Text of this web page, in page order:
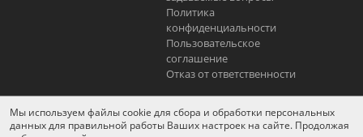
Политика
конфиденциальности
Пользовательское
соглашение
Отказ от ответственности
YouTube Фейсбук
Вконтакте
Мы используем файлы cookie для сбора и обработки персональных
данных для правильной работы Ваших настроек на сайте. Продолжая